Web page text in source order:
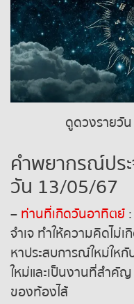
หวยหุ้นเยอรมัน
หวยหุ้นอังกฤษ
หวยหุ้นรัสเซีย
หวยหุ้นอินเดีย
หวยหุ้นดาวโจนส์
ดูดวงรายวั
คำพยากรณ์ปร
วัน 13/05/67
– ท่านที่เกิดวันอาทิตย์
จำเจ ทำให้ความคิดไม่
หาประสบการณ์ใหม่ให
ใหม่และเป็นงานที่สำคั
ของท้องไส้